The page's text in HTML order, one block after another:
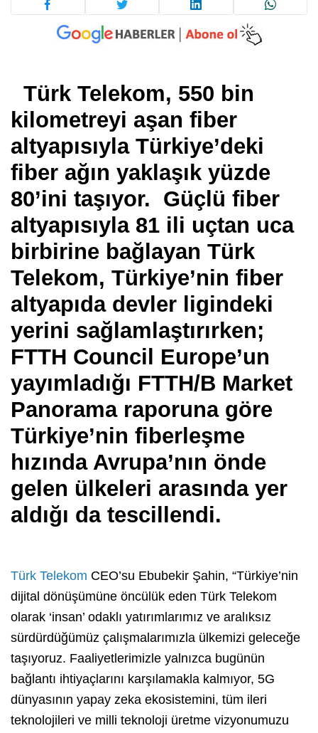
Türk Telekom, 550 bin
kilometreyi aşan fiber
altyapısıyla Türkiye’deki
fiber ağın yaklaşık yüzde
80’ini taşıyor. Güçlü fiber
altyapısıyla 81 ili uçtan uca
birbirine bağlayan Türk
Telekom, Türkiye’nin fiber
altyapıda devler ligindeki
yerini sağlamlaştırırken;
FTTH Council Europe’un
yayımladığı FTTH/B Market
Panorama raporuna göre
Türkiye’nin fiberleşme
hızında Avrupa’nın önde
gelen ülkeleri arasında yer
aldığı da tescillendi.
Türk Telekom CEO’su Ebubekir Şahin, “Türkiye’nin
dijital dönüşümüne öncülük eden Türk Telekom
olarak ‘insan’ odaklı yatırımlarımız ve aralıksız
sürdürdüğümüz çalışmalarımızla ülkemizi geleceğe
taşıyoruz. Faaliyetlerimizle yalnızca bugünün
bağlantı ihtiyaçlarını karşılamakla kalmıyor, 5G
dünyasının yapay zeka ekosistemini, tüm ileri
teknolojileri ve milli teknoloji üretme vizyonumuzu